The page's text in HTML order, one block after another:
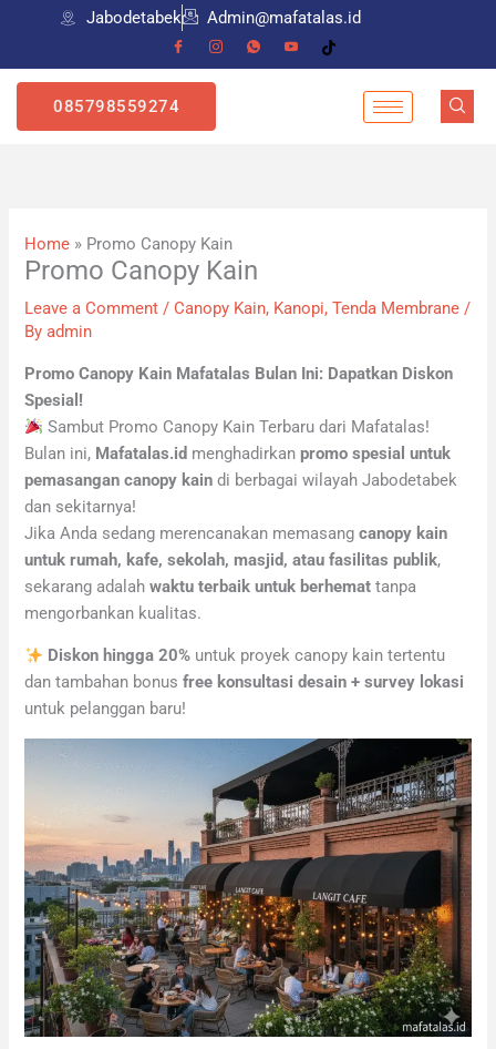
content
Jabodetabek Admin@mafatalas.id
085798559274
Home » Promo Canopy Kain
Promo Canopy Kain
Leave a Comment /Canopy Kain, Kanopi,Tenda Membrane /
Byadmin
Promo Canopy Kain Mafatalas Bulan Ini: Dapatkan Diskon
Spesial!
Sambut Promo Canopy Kain Terbaru dari Mafatalas!
Bulan ini, Mafatalas.id menghadirkanpromo spesial untuk
pemasangan canopy kain di berbagai wilayah Jabodetabek
dan sekitarnya!
Jika Anda sedang merencanakan memasangcanopy kain
untuk rumah, kafe, sekolah, masjid, atau fasilitas publik,
sekarang adalahwaktu terbaik untuk berhemat tanpa
mengorbankan kualitas.
Diskon hingga 20% untuk proyek canopy kain tertentu
dan tambahan bonusfree konsultasi desain + survey lokasi
untuk pelanggan baru!